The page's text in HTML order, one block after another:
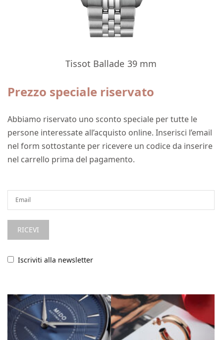
Tissot Ballade 39 mm
Prezzo speciale riservato
Abbiamo riservato uno sconto speciale per tutte le
persone interessate all’acquisto online. Inserisci l’email
nel form sottostante per ricevere un codice da inserire
nel carrello prima del pagamento.
Iscriviti alla newsletter